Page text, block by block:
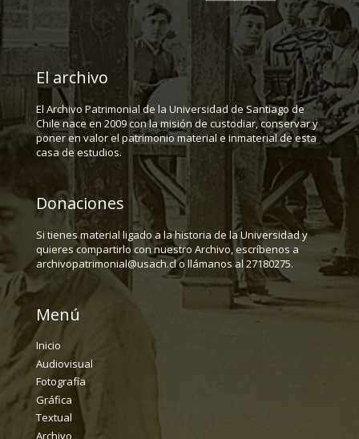
El archivo
El Archivo Patrimonial de la Universidad de Santiago de
Chile nace en 2009 con la misión de custodiar, conservar y
poner en valor el patrimonio material e inmaterial de esta
casa de estudios.
Donaciones
Si tienes material ligado a la historia de la Universidad y
quieres compartirlo con nuestro Archivo, escríbenos a
archivopatrimonial@usach.cl o llámanos al 27180275.
Menú
Inicio
Audiovisual
Fotografía
Gráfica
Textual
Archivo